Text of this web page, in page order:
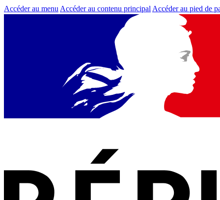
Accéder au menu Accéder au contenu principal Accéder au pied de